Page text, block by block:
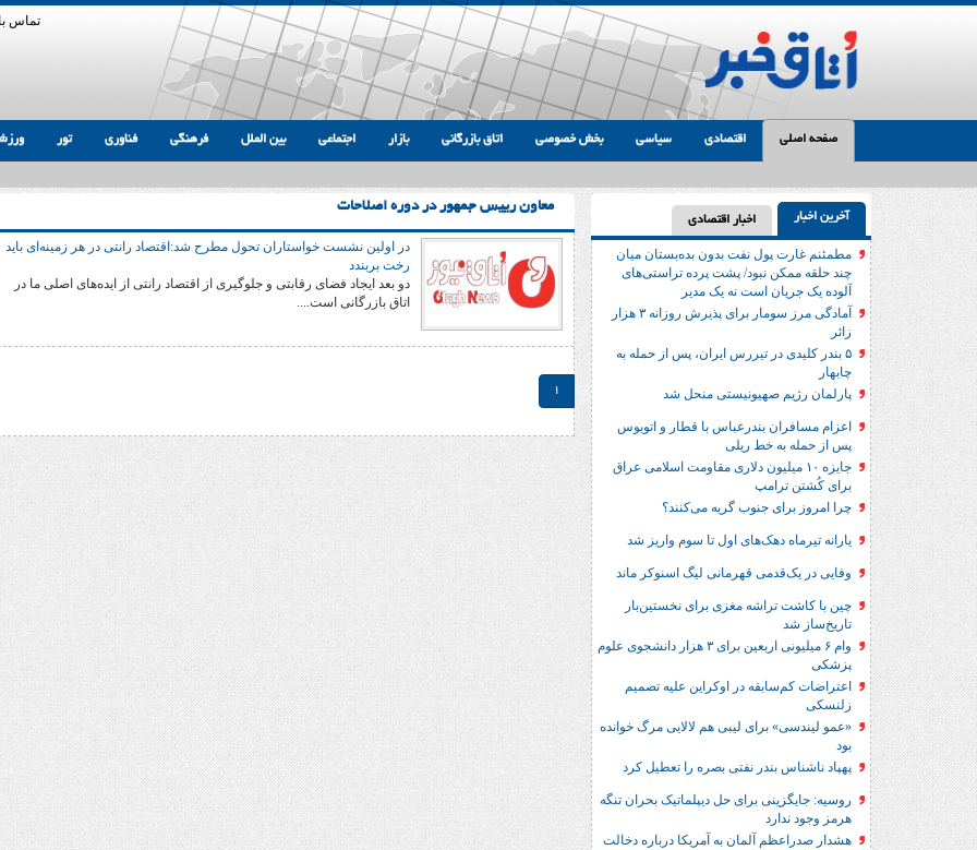
تماس
صفحه اصلی اقتصادی سیاسی بخش خصوصی اتاق بازرگانی بازار اجتماعی بین الملل فرهنگی فناوری تور
آخرین اخبار اخبار اقتصادی
مطمئنم غارت پول نفت بدون بده‌بستان میان
چند حلقه ممکن نبود/ پشت پرده تراستی‌‌های
آلوده یک جریان است نه یک مدیر
آمادگی مرز سومار برای پذیرش روزانه ۳ هزار
زائر
۵ بندر کلیدی در تیررس ایران، پس از حمله به
چابهار
پارلمان رژیم صهیونیستی منحل شد
اعزام مسافران بندرعباس با قطار و اتوبوس
پس از حمله به خط ریلی
جایزه ۱۰ میلیون دلاری مقاومت اسلامی عراق
برای کُشتن ترامپ
چرا امروز برای جنوب گریه می‌کنند؟
یارانه تیرماه دهک‌های اول تا سوم واریز شد
وفایی در یک‎‌قدمی قهرمانی لیگ اسنوکر ماند
چین با کاشت تراشه مغزی برای نخستین‌بار
تاریخ‌ساز شد
وام ۶ میلیونی اربعین برای ۳ هزار دانشجوی علوم
پزشکی
اعتراضات کم‌سابقه در اوکراین علیه تصمیم
زلنسکی
«عمو لیندسی» برای لیبی هم لالایی مرگ خوانده
بود
پهپاد ناشناس بندر نفتی بصره را تعطیل کرد
روسیه: جایگزینی برای حل‌ دیپلماتیک بحران تنگه
هرمز وجود ندارد
هشدار صدراعظم آلمان به آمریکا درباره دخالت
معاون رییس جمهور در دوره اصلاحات
در اولین نشست خواستاران تحول مطرح شد:اقتصاد رانتی در هر زمینه‌ای باید
رخت بربندد
دو بعد ایجاد فضای رقابتی و جلوگیری از اقتصاد رانتی از ایده‌های اصلی ما در
اتاق بازرگانی است....
1